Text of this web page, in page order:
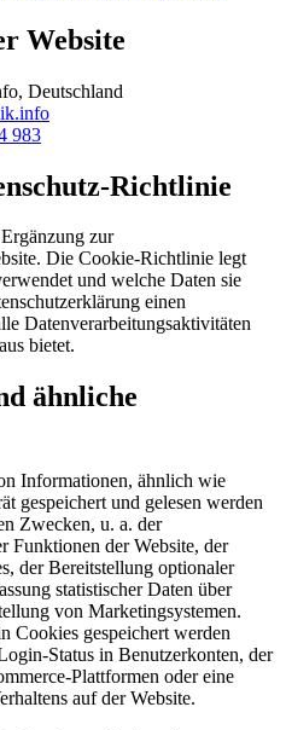
Website
Deutschland
983
Richtlinie
zur
Die Cookie-Richtlinie legt
und welche Daten sie
einen
Datenverarbeitungsaktivitäten
bietet.
ähnliche
Informationen, ähnlich wie
gespeichert und gelesen werden
Zwecken, u. a. der
Funktionen der Website, der
der Bereitstellung optionaler
statistischer Daten über
von Marketingsystemen.
Cookies gespeichert werden
Status in Benutzerkonten, der
Plattformen oder eine
auf der Website.